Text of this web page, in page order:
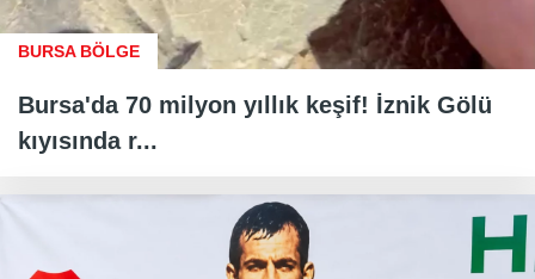
BURSA BÖLGE
Bursa'da 70 milyon yıllık keşif! İznik Gölü
kıyısında r...